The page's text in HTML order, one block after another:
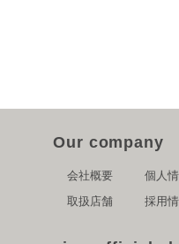
Our company
会社概要 個人
取扱店舗
採用